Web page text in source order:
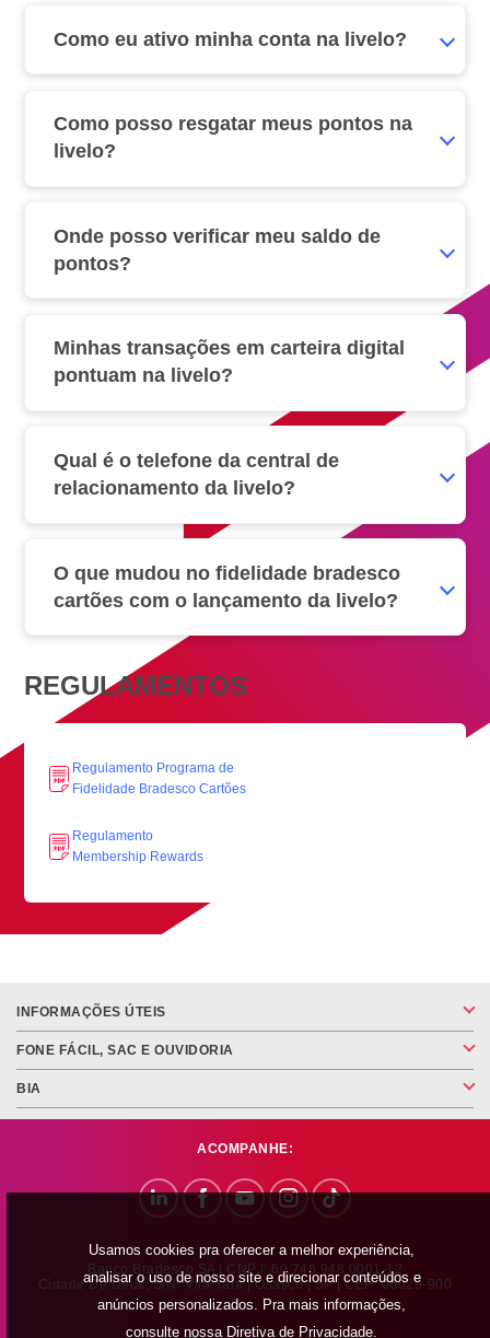
Como eu ativo minha conta na livelo?
Como posso resgatar meus pontos na
livelo?
Onde posso verificar meu saldo de
pontos?
Minhas transações em carteira digital
pontuam na livelo?
Qual é o telefone da central de
relacionamento da livelo?
O que mudou no fidelidade bradesco
cartões com o lançamento da livelo?
REGULAMENTOS
Regulamento Programa de
Fidelidade Bradesco Cartões
Regulamento
Membership Rewards
INFORMAÇÕES ÚTEIS
FONE FÁCIL, SAC E OUVIDORIA
BIA
ACOMPANHE:
Banco Bradesco SA | CNPJ: 60.746.948.0001-12
Cidade De Deus, S/nº Vila Yara | Osasco | SP | CEP: 06029-900
Usamos cookies pra oferecer a melhor experiência,
analisar o uso de nosso site e direcionar conteúdos e
anúncios personalizados. Pra mais informações,
consulte nossa Diretiva de Privacidade.